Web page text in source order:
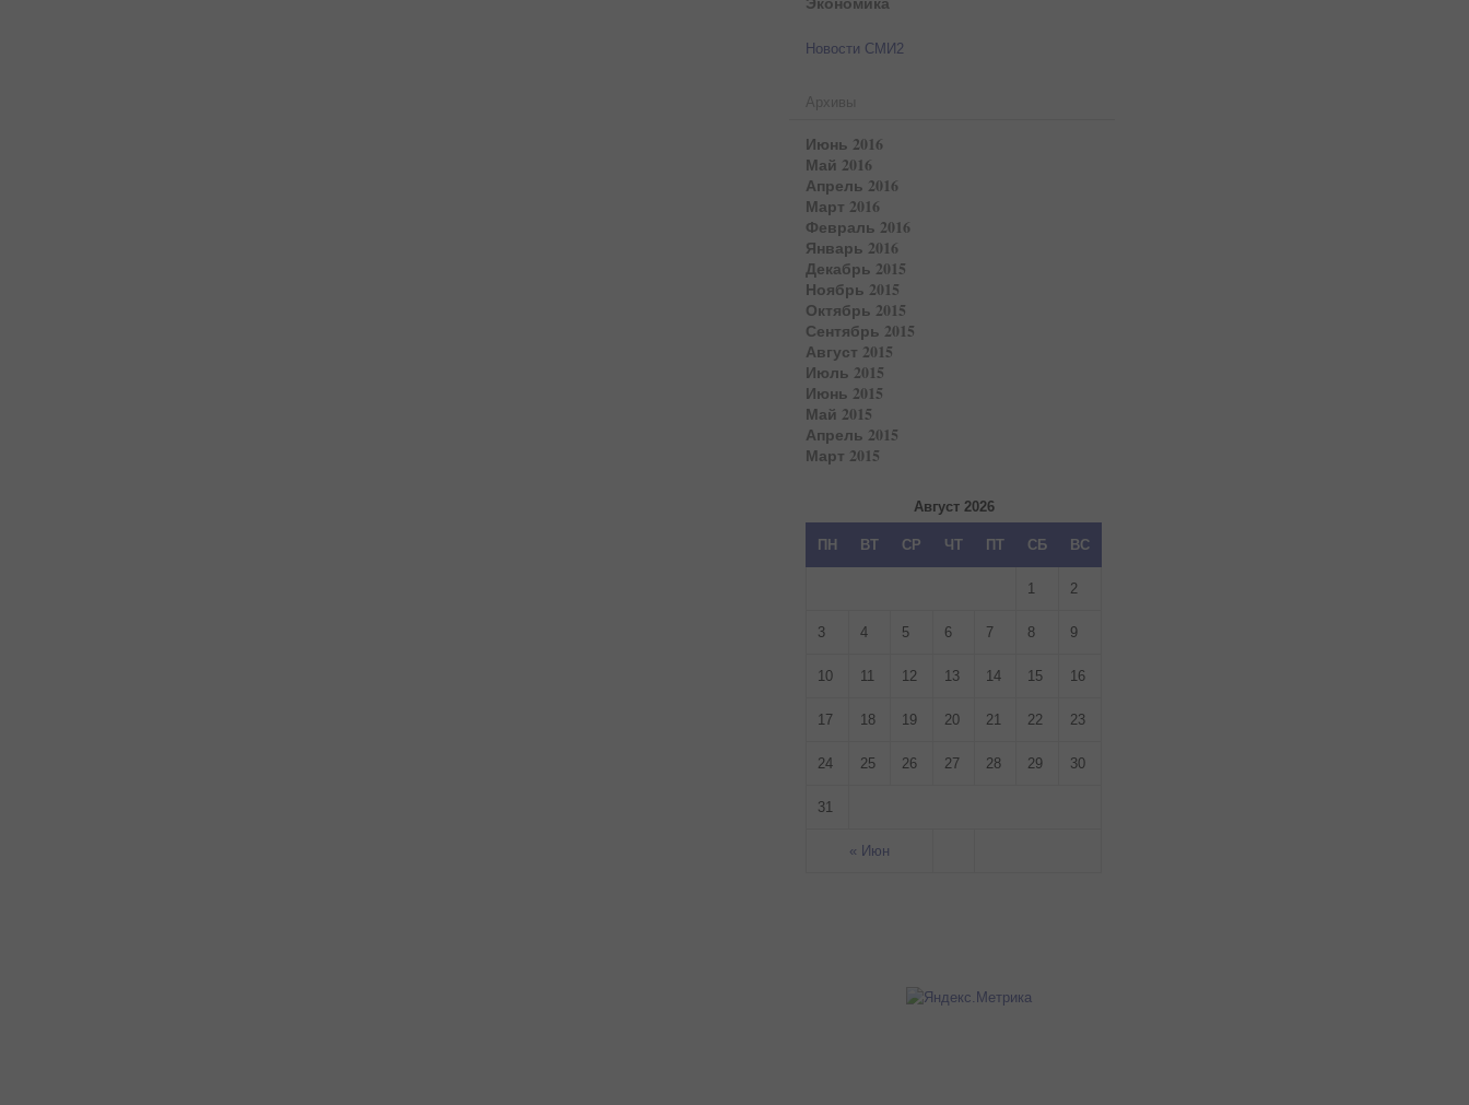
Новости СМИ2
Архивы
Июнь 2016
Май 2016
Апрель 2016
Март 2016
Февраль 2016
Январь 2016
Декабрь 2015
Ноябрь 2015
Октябрь 2015
Сентябрь 2015
Август 2015
Июль 2015
Июнь 2015
Май 2015
Апрель 2015
Март 2015
Август 2026
ПН ВТ СР ЧТ ПТ СБ ВС
« Июн
1 2
3 4 5 6 7 8 9
10 11 12 13 14 15 16
17 18 19 20 21 22 23
24 25 26 27 28 29 30
31